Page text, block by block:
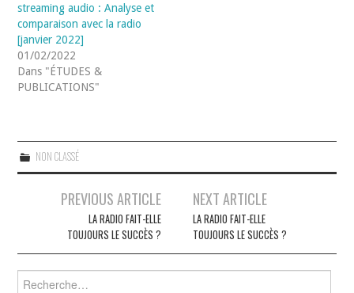
streaming audio : Analyse et
comparaison avec la radio
[janvier 2022]
01/02/2022
Dans "ÉTUDES &
PUBLICATIONS"
NON CLASSÉ
NavigationPREVIOUS ARTICLE
LA RADIO FAIT-ELLE
TOUJOURS LE SUCCÈS ?
NEXT ARTICLE
LA RADIO FAIT-ELLE
TOUJOURS LE SUCCÈS ?